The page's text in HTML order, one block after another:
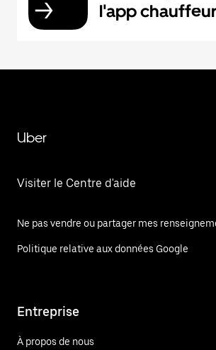
l'app chauffeur
Uber
Visiter le Centre d'aide
Ne pas vendre ou partager mes
Politique relative aux données Google
Entreprise
À propos de nous